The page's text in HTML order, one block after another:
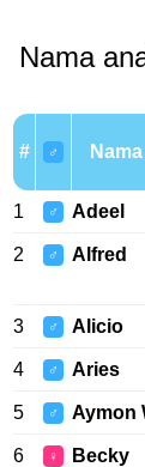
Nama
# ♂ Nama
1 ♂ Adeel
2 ♂ Alfred
3 ♂ Alicio
4 ♂ Aries
5 ♂ Aymon
6 ♀ Becky